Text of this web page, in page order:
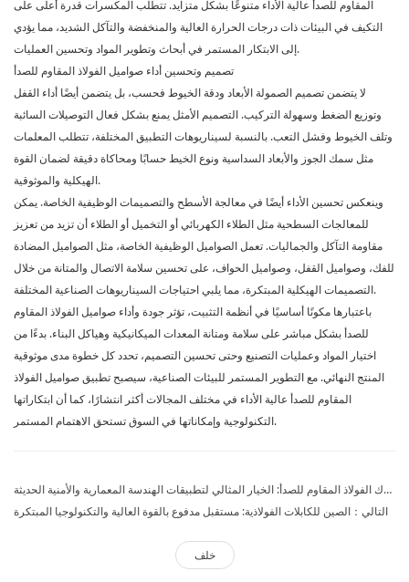
المقاوم للصدأ عالية الأداء متنوعًا بشكل متزايد. تتطلب المكسرات قدرة أعلى على
التكيف في البيئات ذات درجات الحرارة العالية والمنخفضة والتآكل الشديد، مما يؤدي
إلى الابتكار المستمر في أبحاث وتطوير المواد وتحسين العمليات.
تصميم وتحسين أداء صواميل الفولاذ المقاوم للصدأ
لا يتضمن تصميم الصمولة الأبعاد ودقة الخيوط فحسب، بل يتضمن أيضًا أداء القفل
وتوزيع الضغط وسهولة التركيب. التصميم الأمثل يمنع بشكل فعال التوصيلات السائبة
وتلف الخيوط وفشل التعب. بالنسبة لسيناريوهات التطبيق المختلفة، تتطلب المعلمات
مثل سمك الجوز والأبعاد السداسية ونوع الخيط حسابًا ومحاكاة دقيقة لضمان القوة
الهيكلية والموثوقية.
وينعكس تحسين الأداء أيضًا في معالجة الأسطح والتصميمات الوظيفية الخاصة. يمكن
للمعالجات السطحية مثل الطلاء الكهربائي أو التخميل أو الطلاء أن تزيد من تعزيز
مقاومة التآكل والجماليات. تعمل الصواميل الوظيفية الخاصة، مثل الصواميل المضادة
للفك، وصواميل القفل، وصواميل الحواف، على تحسين سلامة الاتصال والمتانة من خلال
التصميمات الهيكلية المبتكرة، مما يلبي احتياجات السيناريوهات الصناعية المختلفة.
باعتبارها مكونًا أساسيًا في أنظمة التثبيت، تؤثر جودة وأداء صواميل الفولاذ المقاوم
للصدأ بشكل مباشر على سلامة ومتانة المعدات الميكانيكية وهياكل البناء. بدءًا من
اختيار المواد وعمليات التصنيع وحتى تحسين التصميم، تحدد كل خطوة مدى موثوقية
المنتج النهائي. مع التطوير المستمر للبيئات الصناعية، سيصبح تطبيق صواميل الفولاذ
المقاوم للصدأ عالية الأداء في مختلف المجالات أكثر انتشارًا، كما أن ابتكاراتها
التكنولوجية وإمكاناتها في السوق تستحق الاهتمام المستمر.
السابق：شبكة حبل أسلاك الفولاذ المقاوم للصدأ: الخيار المثالي لتطبيقات الهندسة المعمارية والأمنية الحديثة
التالي：الصين للكابلات الفولاذية: مستقبل مدفوع بالقوة العالية والتكنولوجيا المبتكرة
خلف